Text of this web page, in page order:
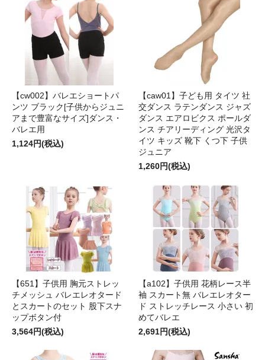
【cw002】バレエショートパ
ンツ ブラック[子供からジュニ
アまで豊富なサイズ]ダンス・
バレエ用
1,124円(税込)
【caw01】子ども用 タイツ 社
交ダンス ラテンダンス ジャズ
ダンス エアロビクス ポールダ
ンス チアリーディング 光沢タ
イツ キッズ 靴下 くつ下 子供
ジュニア
1,260円(税込)
【651】子供用 胸元ストレッ
チメッシュ バレエレオタード
とスカートのセット 股下スナ
ップボタン付
3,564円(税込)
【a102】子供用 花柄レース半
袖 スカート無 バレエレオター
ド ストレッチレース 小さい 初
めてバレエ
2,691円(税込)